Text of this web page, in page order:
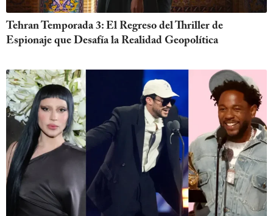
Tehran Temporada 3: El Regreso del Thriller de
Espionaje que Desafía la Realidad Geopolítica